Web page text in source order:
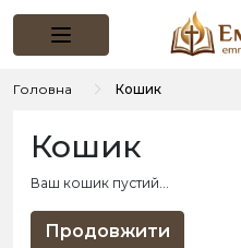
Головна Кошик
Кошик
Ваш кошик пустий...
Продовжити